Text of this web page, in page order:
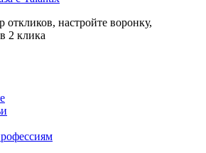
откликов, настройте воронку,
2 клика